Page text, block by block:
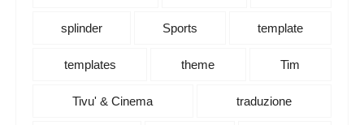
splinder Sports template
templates theme Tim
Tivu' & Cinema traduzione